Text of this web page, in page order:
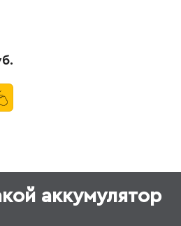
аккумулятор